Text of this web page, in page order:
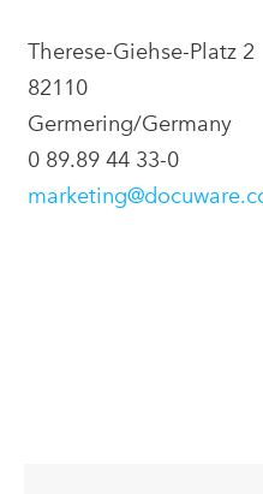
Therese-Giehse-Platz 2
82110
Germering/Germany
0 89.89 44 33-0